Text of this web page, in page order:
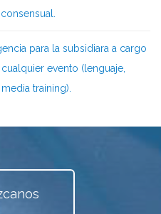
para la subsidiara a cargo
evento (lenguaje,
training).